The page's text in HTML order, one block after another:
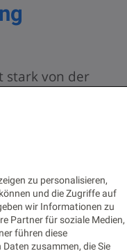
zu personalisieren,
und die Zugriffe auf
wir Informationen zu
Partner für soziale Medien,
führen diese
zusammen, die Sie
stark von der
verwaltet
nicht mehr
Eine
minimiert den
so den